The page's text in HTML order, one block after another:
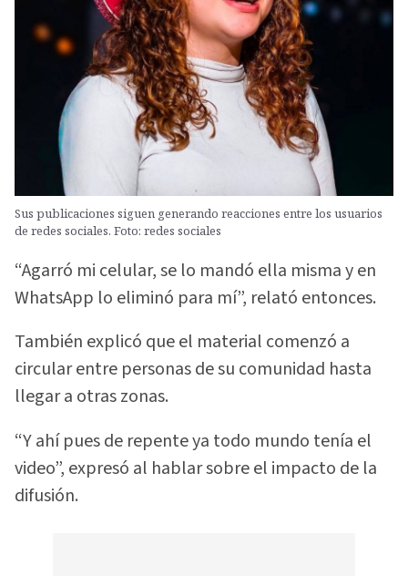
Sus publicaciones siguen generando reacciones entre los usuarios
de redes sociales. Foto: redes sociales
“Agarró mi celular, se lo mandó ella misma y en
WhatsApp lo eliminó para mí”, relató entonces.
También explicó que el material comenzó a
circular entre personas de su comunidad hasta
llegar a otras zonas.
“Y ahí pues de repente ya todo mundo tenía el
video”, expresó al hablar sobre el impacto de la
difusión.